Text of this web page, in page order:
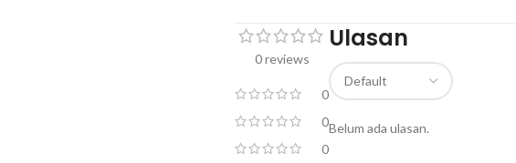
0 reviews
0
0
0
Ulasan
Belum ada ulasan.